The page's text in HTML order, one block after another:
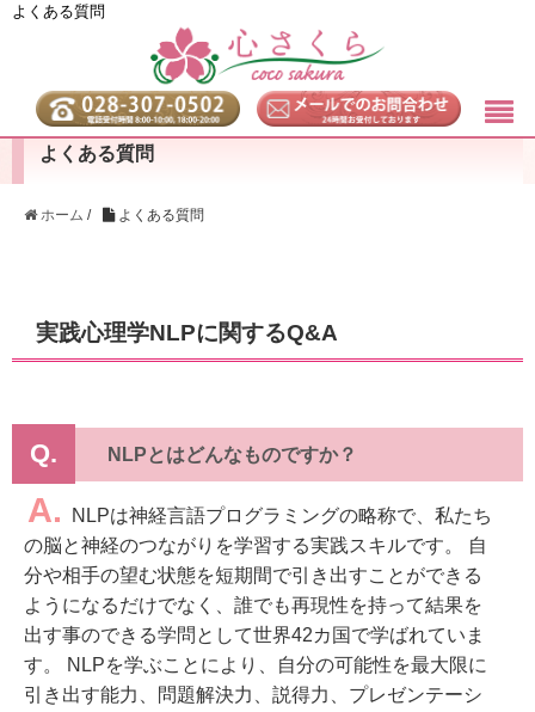
よくある質問
よくある質問
ホーム / よくある質問
実践心理学NLPに関するQ&A
Q. NLPとはどんなものですか？
A.
NLPは神経言語プログラミングの略称で、私たち
の脳と神経のつながりを学習する実践スキルです。 自
分や相手の望む状態を短期間で引き出すことができる
ようになるだけでなく、誰でも再現性を持って結果を
出す事のできる学問として世界42カ国で学ばれていま
す。 NLPを学ぶことにより、自分の可能性を最大限に
引き出す能力、問題解決力、説得力、プレゼンテーシ